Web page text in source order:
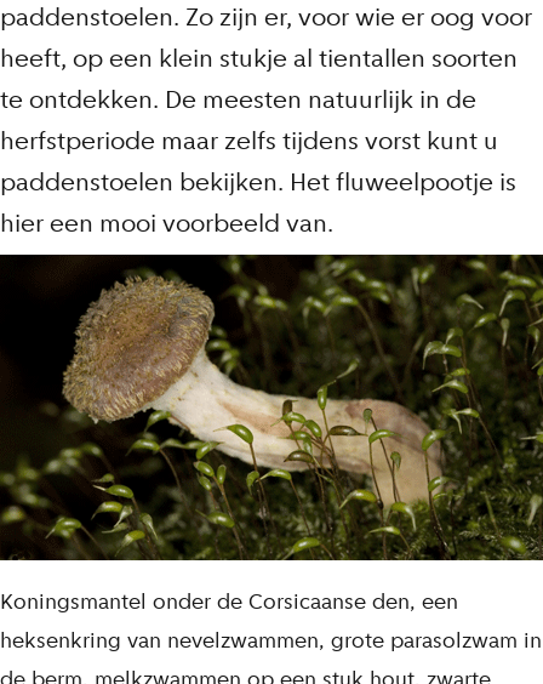
paddenstoelen. Zo zijn er, voor wie er oog voor
heeft, op een klein stukje al tientallen soorten
te ontdekken. De meesten natuurlijk in de
herfstperiode maar zelfs tijdens vorst kunt u
paddenstoelen bekijken. Het fluweelpootje is
hier een mooi voorbeeld van.
Koningsmantel onder de Corsicaanse den, een
heksenkring van nevelzwammen, grote parasolzwam in